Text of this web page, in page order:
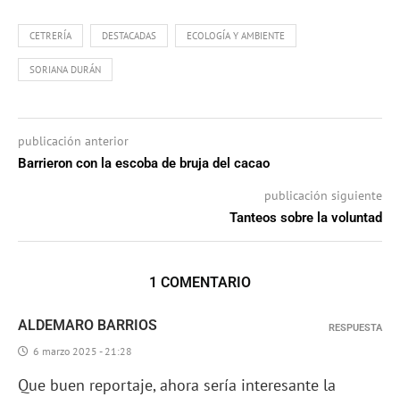
CETRERÍA DESTACADAS ECOLOGÍA Y AMBIENTE
SORIANA DURÁN
publicación anterior
Barrieron con la escoba de bruja del cacao
publicación siguiente
Tanteos sobre la voluntad
1 COMENTARIO
ALDEMARO BARRIOS
6 marzo 2025 - 21:28
Que buen reportaje, ahora sería interesante la
RESPUESTA